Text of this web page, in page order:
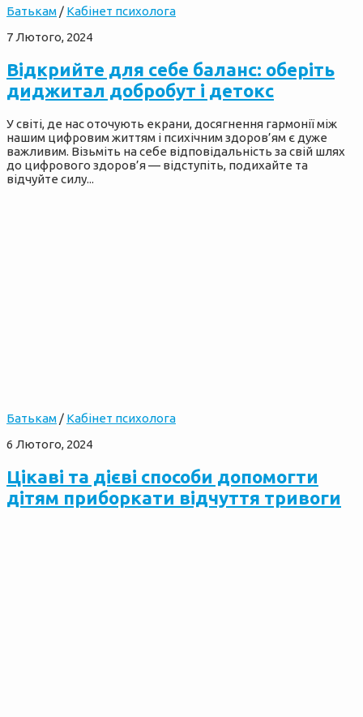
Батькам / Кабінет психолога
7 Лютого, 2024
Відкрийте для себе баланс: оберіть
диджитал добробут і детокс
У світі, де нас оточують екрани, досягнення гармонії між
нашим цифровим життям і психічним здоров’ям є дуже
важливим. Візьміть на себе відповідальність за свій шлях
до цифрового здоров’я — відступіть, подихайте та
відчуйте силу...
Батькам / Кабінет психолога
6 Лютого, 2024
Цікаві та дієві способи допомогти
дітям приборкати відчуття тривоги